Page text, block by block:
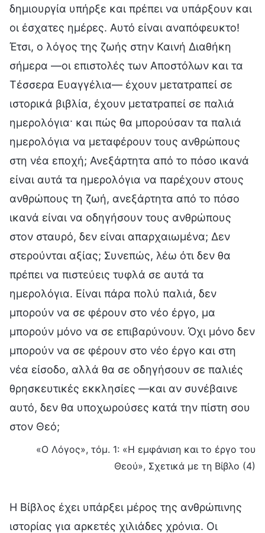
δημιουργία υπήρξε και πρέπει να υπάρξουν και
οι έσχατες ημέρες. Αυτό είναι αναπόφευκτο!
Έτσι, ο λόγος της ζωής στην Καινή Διαθήκη
σήμερα —οι επιστολές των Αποστόλων και τα
Τέσσερα Ευαγγέλια— έχουν μετατραπεί σε
ιστορικά βιβλία, έχουν μετατραπεί σε παλιά
ημερολόγια· και πώς θα μπορούσαν τα παλιά
ημερολόγια να μεταφέρουν τους ανθρώπους
στη νέα εποχή; Ανεξάρτητα από το πόσο ικανά
είναι αυτά τα ημερολόγια να παρέχουν στους
ανθρώπους τη ζωή, ανεξάρτητα από το πόσο
ικανά είναι να οδηγήσουν τους ανθρώπους
στον σταυρό, δεν είναι απαρχαιωμένα; Δεν
στερούνται αξίας; Συνεπώς, λέω ότι δεν θα
πρέπει να πιστεύεις τυφλά σε αυτά τα
ημερολόγια. Είναι πάρα πολύ παλιά, δεν
μπορούν να σε φέρουν στο νέο έργο, μα
μπορούν μόνο να σε επιβαρύνουν. Όχι μόνο δεν
μπορούν να σε φέρουν στο νέο έργο και στη
νέα είσοδο, αλλά θα σε οδηγήσουν σε παλιές
θρησκευτικές εκκλησίες —και αν συνέβαινε
αυτό, δεν θα υποχωρούσες κατά την πίστη σου
στον Θεό;
«Ο Λόγος», τόμ. 1: «Η εμφάνιση και το έργο του
Θεού», Σχετικά με τη Βίβλο (4)
Η Βίβλος έχει υπάρξει μέρος της ανθρώπινης
ιστορίας για αρκετές χιλιάδες χρόνια. Οι